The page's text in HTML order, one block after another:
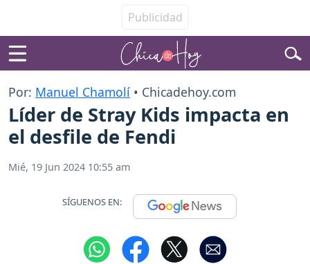
Por: Manuel Chamolí • Chicadehoy.com
Líder de Stray Kids impacta en
el desfile de Fendi
Mié, 19 Jun 2024 10:55 am
SÍGUENOS EN: